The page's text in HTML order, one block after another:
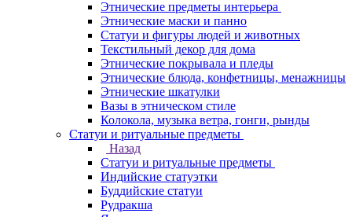
Этнические предметы интерьера
Этнические маски и панно
Статуи и фигуры людей и животных
Текстильный декор для дома
Этнические покрывала и пледы
Этнические блюда, конфетницы, менажницы
Этнические шкатулки
Вазы в этническом стиле
Колокола, музыка ветра, гонги, рынды
Статуи и ритуальные предметы
Назад
Статуи и ритуальные предметы
Индийские статуэтки
Буддийские статуи
Рудракша